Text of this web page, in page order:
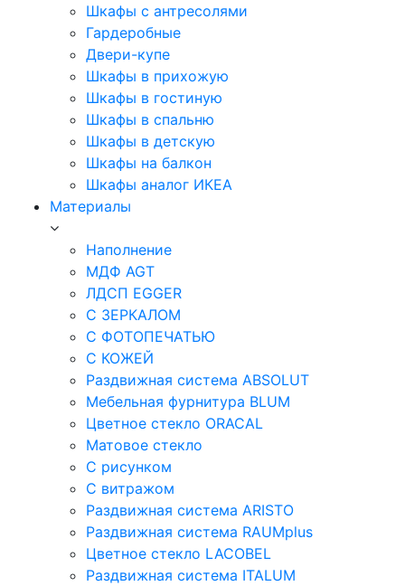
Шкафы с антресолями
Гардеробные
Двери-купе
Шкафы в прихожую
Шкафы в гостиную
Шкафы в спальню
Шкафы в детскую
Шкафы на балкон
Шкафы аналог ИКЕА
Материалы
Наполнение
МДФ AGT
ЛДСП EGGER
С ЗЕРКАЛОМ
С ФОТОПЕЧАТЬЮ
С КОЖЕЙ
Раздвижная система ABSOLUT
Мебельная фурнитура BLUM
Цветное стекло ORACAL
Матовое стекло
C рисунком
C витражом
Раздвижная система ARISTO
Раздвижная система RAUMplus
Цветное стекло LACOBEL
Раздвижная система ITALUM